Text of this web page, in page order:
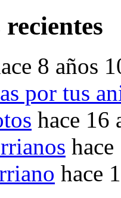
8 años
por tus
hace 16
hace